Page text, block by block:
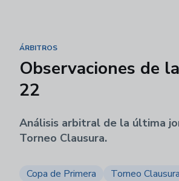
ÁRBITROS
Observaciones de
22
Análisis arbitral de la última
Torneo Clausura.
Copa de Primera
Torneo